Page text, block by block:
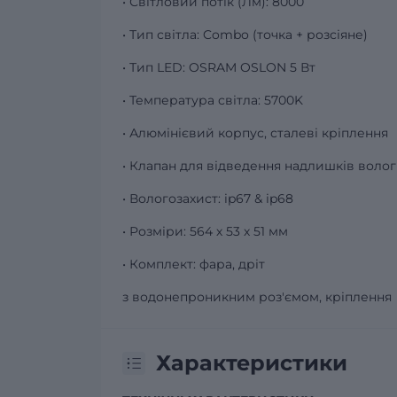
• Тип світла: Combo (точка + розсіяне)
• Тип LED: OSRAM OSLON 5 Вт
• Температура світла: 5700K
• Алюмінієвий корпус, сталеві кріплення
• Клапан для відведення надлишків
• Вологозахист: ip67 & ip68
• Розміри: 564 х 53 х 51 мм
• Комплект: фара, дріт
з водонепроникним роз'ємом, кріплення
Характеристики